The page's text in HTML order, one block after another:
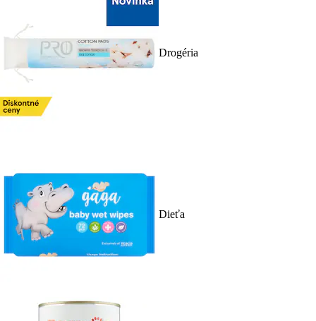
Drogéria
Dieťa